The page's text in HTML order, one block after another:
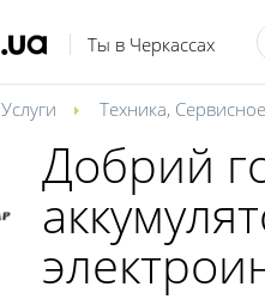
Ты в Черкассах
Услуги Техника,
Добрий